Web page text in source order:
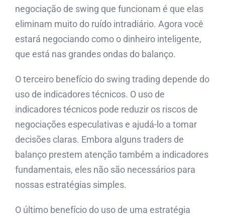
negociação de swing que funcionam é que elas
eliminam muito do ruído intradiário. Agora você
estará negociando como o dinheiro inteligente,
que está nas grandes ondas do balanço.
O terceiro benefício do swing trading depende do
uso de indicadores técnicos. O uso de
indicadores técnicos pode reduzir os riscos de
negociações especulativas e ajudá-lo a tomar
decisões claras. Embora alguns traders de
balanço prestem atenção também a indicadores
fundamentais, eles não são necessários para
nossas estratégias simples.
O último benefício do uso de uma estratégia